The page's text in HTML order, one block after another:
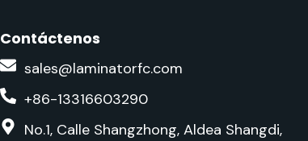
Contáctenos
sales@laminatorfc.com
+86-13316603290
No.1, Calle Shangzhong, Aldea Shangdi,